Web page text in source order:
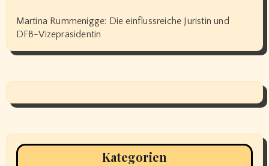
Martina Rummenigge: Die einflussreiche Juristin und
DFB-Vizepräsidentin
Kategorien